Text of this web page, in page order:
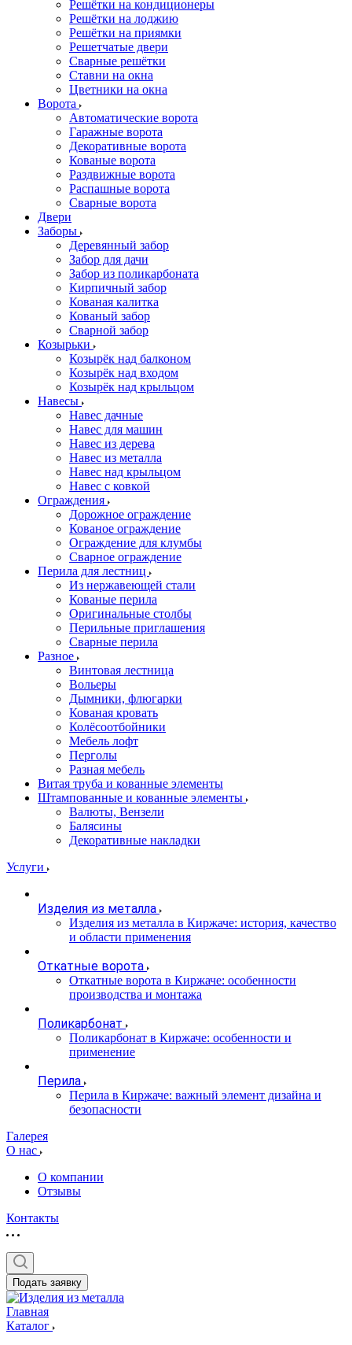
Решётки на кондиционеры
Решётки на лоджию
Решётки на приямки
Решетчатые двери
Сварные решётки
Ставни на окна
Цветники на окна
Ворота
Автоматические ворота
Гаражные ворота
Декоративные ворота
Кованые ворота
Раздвижные ворота
Распашные ворота
Сварные ворота
Двери
Заборы
Деревянный забор
Забор для дачи
Забор из поликарбоната
Кирпичный забор
Кованая калитка
Кованый забор
Сварной забор
Козырьки
Козырёк над балконом
Козырёк над входом
Козырёк над крыльцом
Навесы
Навес дачные
Навес для машин
Навес из дерева
Навес из металла
Навес над крыльцом
Навес с ковкой
Ограждения
Дорожное ограждение
Кованое ограждение
Ограждение для клумбы
Сварное ограждение
Перила для лестниц
Из нержавеющей стали
Кованые перила
Оригинальные столбы
Перильные приглашения
Сварные перила
Разное
Винтовая лестница
Вольеры
Дымники, флюгарки
Кованая кровать
Колёсоотбойники
Мебель лофт
Перголы
Разная мебель
Витая труба и кованные элементы
Штампованные и кованные элементы
Валюты, Вензели
Балясины
Декоративные накладки
Услуги
Изделия из металла
Изделия из металла в Киржаче: история, качество
и области применения
Откатные ворота
Откатные ворота в Киржаче: особенности
производства и монтажа
Поликарбонат
Поликарбонат в Киржаче: особенности и
применение
Перила
Перила в Киржаче: важный элемент дизайна и
безопасности
Галерея
О нас
О компании
Отзывы
Контакты
Подать заявку
Главная
Каталог